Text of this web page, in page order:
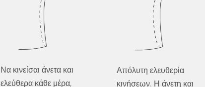
Να κινείσαι άνετα και
ελεύθερα κάθε μέρα,
Απόλυτη ελευθερία
κινήσεων. Η άνετη και